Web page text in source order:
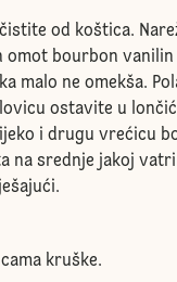
od koštica.
omot bourbon
malo ne omekša.
ostavite u
i drugu vrećicu
na srednje jakoj
kruške.